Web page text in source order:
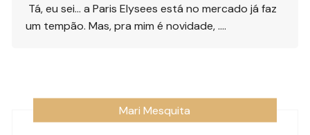
Tá, eu sei… a Paris Elysees está no mercado já faz
um tempão. Mas, pra mim é novidade, ….
Mari Mesquita